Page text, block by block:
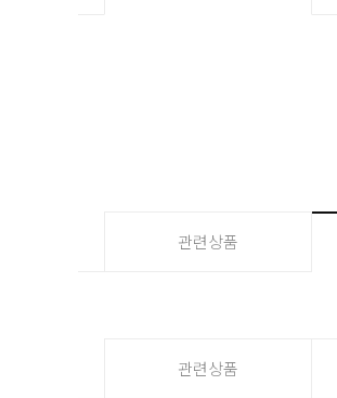
관련상품
관련상품